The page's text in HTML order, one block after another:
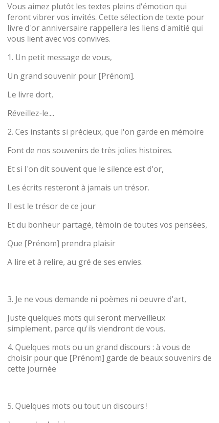
Vous aimez plutôt les textes pleins d'émotion qui
feront vibrer vos invités. Cette sélection de texte pour
livre d'or anniversaire rappellera les liens d'amitié qui
vous lient avec vos convives.
1. Un petit message de vous,
Un grand souvenir pour [Prénom].
Le livre dort,
Réveillez-le....
2. Ces instants si précieux, que l'on garde en mémoire
Font de nos souvenirs de très jolies histoires.
Et si l'on dit souvent que le silence est d'or,
Les écrits resteront à jamais un trésor.
Il est le trésor de ce jour
Et du bonheur partagé, témoin de toutes vos pensées,
Que [Prénom] prendra plaisir
A lire et à relire, au gré de ses envies.
3. Je ne vous demande ni poèmes ni oeuvre d'art,
Juste quelques mots qui seront merveilleux
simplement, parce qu'ils viendront de vous.
4. Quelques mots ou un grand discours : à vous de
choisir pour que [Prénom] garde de beaux souvenirs de
cette journée
5. Quelques mots ou tout un discours !